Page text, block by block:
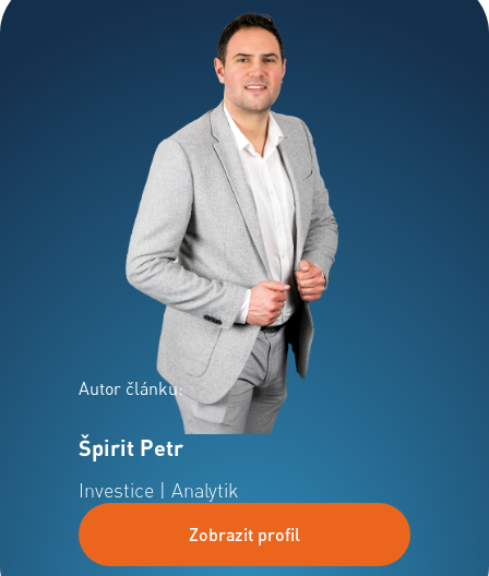
Autor článku:
Špirit Petr
Investice | Analytik
Zobrazit profil